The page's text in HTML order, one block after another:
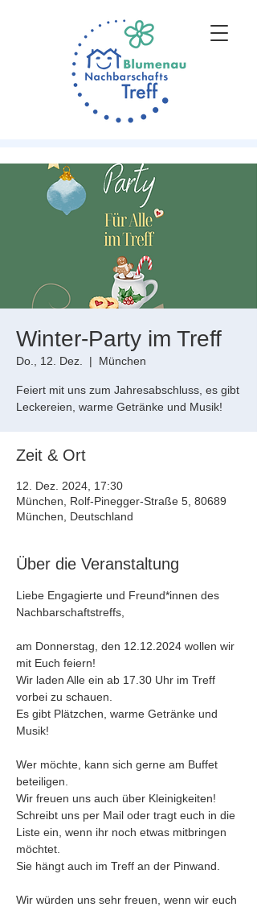
Winter-Party im Treff
Do., 12. Dez.
  |
München
Feiert mit uns zum Jahresabschluss, es gibt
Leckereien, warme Getränke und Musik!
Zeit & Ort
12. Dez. 2024, 17:30
München, Rolf-Pinegger-Straße 5, 80689
München, Deutschland
Über die Veranstaltung
Liebe Engagierte und Freund*innen des
Nachbarschaftstreffs,
am Donnerstag, den 12.12.2024 wollen wir
mit Euch feiern!
Wir laden Alle ein ab 17.30 Uhr im Treff
vorbei zu schauen.
Es gibt Plätzchen, warme Getränke und
Musik!
Wer möchte, kann sich gerne am Buffet
beteiligen.
Wir freuen uns auch über Kleinigkeiten!
Schreibt uns per Mail oder tragt euch in die
Liste ein, wenn ihr noch etwas mitbringen
möchtet.
Sie hängt auch im Treff an der Pinwand.
Wir würden uns sehr freuen, wenn wir euch